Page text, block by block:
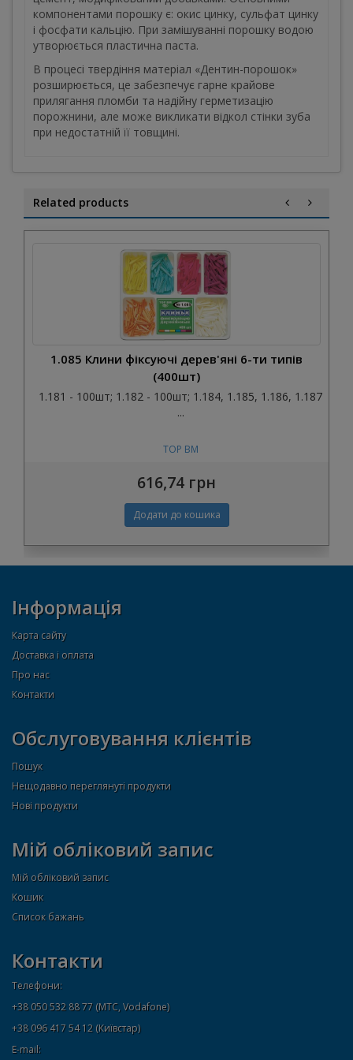
компонентами порошку є: окис цинку, сульфат цинку
і фосфати кальцію. При замішуванні порошку водою
утворюється пластична паста.
В процесі твердіння матеріал «Дентин-порошок»
розширюється, це забезпечує гарне крайове
прилягання пломби та надійну герметизацію
порожнини, але може викликати відкол стінки зуба
при недостатній її товщині.
Related products
1.085 Клини фіксуючі дерев'яні 6-ти типів
(400шт)
1.181 - 100шт; 1.182 - 100шт; 1.184, 1.185, 1.186, 1.187
...
ТОР ВМ
616,74 грн
Інформація
Карта сайту
Доставка і оплата
Про нас
Контакти
Обслуговування клієнтів
Пошук
Нещодавно переглянуті продукти
Нові продукти
Мій обліковий запис
Мій обліковий запис
Кошик
Список бажань
Контакти
Телефони:
+38 050 532 88 77 (МТС, Vodafone)
+38 096 417 54 12 (Київстар)
E-mail: